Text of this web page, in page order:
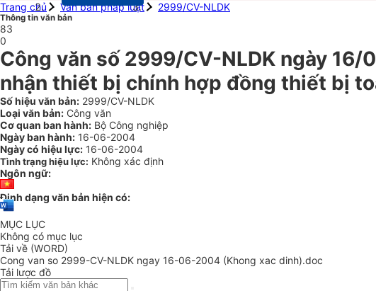
Trang chủ
Văn bản pháp luật 2999/CV-NLDK
Thông tin văn bản
83
0
Công văn số 2999/CV-NLDK ngày
nhận thiết bị chính hợp đồng thiết bị
Số hiệu văn bản: 2999/CV-NLDK
Loại văn bản: Công văn
Cơ quan ban hành: Bộ Công nghiệp
Ngày ban hành: 16-06-2004
Ngày có hiệu lực: 16-06-2004
Tình trạng hiệu lực: Không xác định
Ngôn ngữ:
Định dạng văn bản hiện có:
MỤC LỤC
Không có mục lục
Tải về (WORD)
Cong van so 2999-CV-NLDK ngay 16-06-2004 (Khong xac dinh).doc
Tải lược đồ